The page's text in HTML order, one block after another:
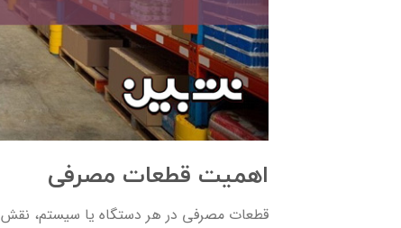
اهمیت قطعات مصرفی
قطعات مصرفی در هر دستگاه یا سیستم، نقش